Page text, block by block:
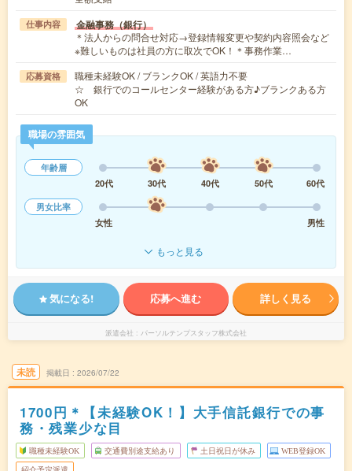
仕事内容 金融事務（銀行）
＊法人からの問合せ対応→登録情報変更や契約内容照会など
※難しいものは社員の方に取次でOK！＊事務作業…
応募資格
職種未経験OK / ブランクOK / 英語力不要
☆ 銀行でのコールセンター経験がある方♪ブランクある方
OK
職場の雰囲気
年齢層
20代
30代 40代 50代
60代
男女比率
女性
男性
もっと見る
気になる! 応募へ進む 詳しく見る
派遣会社 パーソルテンプスタッフ株式会社
未読 掲載日 2026/07/22
1700円＊【未経験OK！】大手信託銀行での事
務・残業少な目
職種未経験OK 交通費別途支給あり 土日祝日が休み WEB登録OK